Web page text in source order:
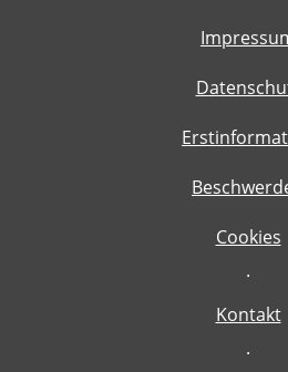
Cookies
·
Kontakt
·